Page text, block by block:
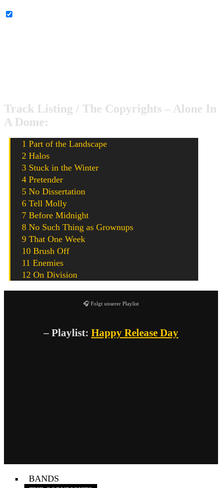
Track Listing / The Copyrights – Alone In
A Dome:
1 Part of the Landscape
2 Halos
3 Stuck in the Winter
4 Pretender
5 No Dissertation
6 Tell Molly
7 Before Midnight
8 No Such Thing as Grownups
9 That One Week
10 Brush Off
11 Enemies
12 On Division
🎧 Folgt unserer Playlist
– Playlist: Happy Release Day
BANDS